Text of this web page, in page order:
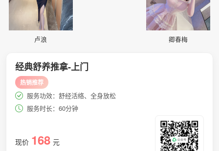
卢浪 卿春梅
经典舒养推拿-上门
热销推荐
服务功效：舒经活络、全身放松
服务时长：60分钟
现价 168 元